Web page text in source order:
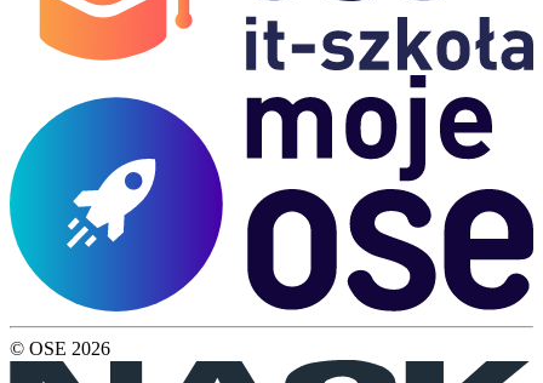
© OSE 2026